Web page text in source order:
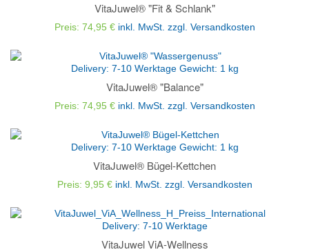
VitaJuwel® "Fit & Schlank"
Preis: 74,95 € inkl. MwSt. zzgl. Versandkosten
Delivery: 7-10 Werktage Gewicht: 1 kg
VitaJuwel® "Balance"
Preis: 74,95 € inkl. MwSt. zzgl. Versandkosten
Delivery: 7-10 Werktage Gewicht: 1 kg
VitaJuwel® Bügel-Kettchen
Preis: 9,95 € inkl. MwSt. zzgl. Versandkosten
Delivery: 7-10 Werktage
VitaJuwel ViA-Wellness